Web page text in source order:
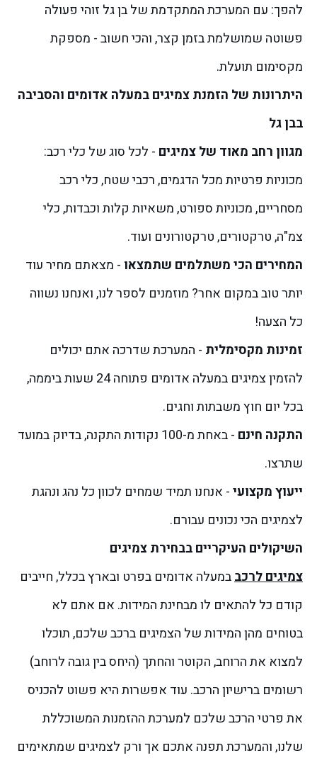
להפך: עם המערכת המתקדמת של בן גל זוהי פעולה
פשוטה שמושלמת בזמן קצר, והכי חשוב - מספקת
מקסימום תועלת.
היתרונות של הזמנת צמיגים במעלה אדומים והסביבה
בבן גל
מגוון רחב מאוד של צמיגים - לכל סוג של כלי רכב:
מכוניות פרטיות מכל הדגמים, רכבי שטח, כלי רכב
מסחריים, מכוניות ספורט, משאיות קלות וכבדות, כלי
צמ"ה, טרקטורים, טרקטורונים ועוד.
המחירים הכי משתלמים שתמצאו - מצאתם מחיר עוד
יותר טוב במקום אחר? מוזמנים לספר לנו, ואנחנו נשווה
כל הצעה!
זמינות מקסימלית - המערכת שדרכה אתם יכולים
להזמין צמיגים במעלה אדומים פתוחה 24 שעות ביממה,
בכל יום חוץ משבתות וחגים.
התקנה חינם
- באחת מ-100 נקודות התקנה, בדיוק במועד
שתרצו.
ייעוץ מקצועי- אנחנו תמיד שמחים לכוון כל נהג ונהגת
לצמיגים הכי נכונים עבורם.
השיקולים העיקריים בבחירת צמיגים
צמיגים לרכבבמעלה אדומים בפרט ובארץ בכלל, חייבים
קודם כל להתאים לו מבחינת המידות. אם אתם לא
בטוחים מהן המידות של הצמיגים ברכב שלכם, תוכלו
למצוא את הרוחב, הקוטר והחתך (היחס בין גובה לרוחב)
רשומים ברישיון הרכב. עוד אפשרות היא פשוט להכניס
את פרטי הרכב שלכם למערכת ההזמנות המשוכללת
שלנו, והמערכת תפנה אתכם אך ורק לצמיגים שמתאימים